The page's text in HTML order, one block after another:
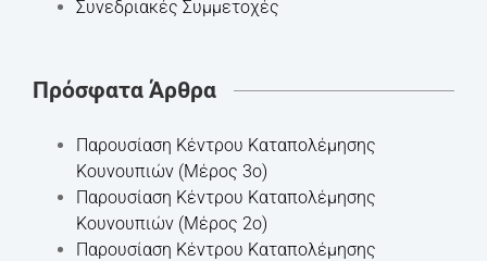
Συνεδριακές Συμμετοχές
Πρόσφατα Άρθρα
Παρουσίαση Κέντρου Καταπολέμησης
Κουνουπιών (Μέρος 3ο)
Παρουσίαση Κέντρου Καταπολέμησης
Κουνουπιών (Μέρος 2ο)
Παρουσίαση Κέντρου Καταπολέμησης